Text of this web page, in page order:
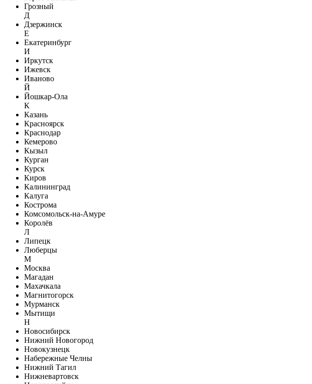
Грозный
Д
Дзержинск
Е
Екатеринбург
И
Иркутск
Ижевск
Иваново
Й
Йошкар-Ола
К
Казань
Красноярск
Краснодар
Кемерово
Кызыл
Курган
Курск
Киров
Калининград
Калуга
Кострома
Комсомольск-на-Амуре
Королёв
Л
Липецк
Люберцы
М
Москва
Магадан
Махачкала
Магнитогорск
Мурманск
Мытищи
Н
Новосибирск
Нижний Новогород
Новокузнецк
Набережные Челны
Нижний Тагил
Нижневартовск